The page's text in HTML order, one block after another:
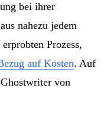
bei ihrer
nahezu jedem
Prozess,
auf Kosten. Auf
von